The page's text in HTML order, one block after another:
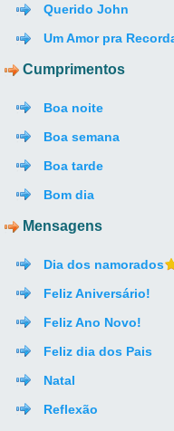
Querido John
Um Amor pra
Cumprimentos
Boa noite
Boa semana
Boa tarde
Bom dia
Mensagens
Dia dos namorados
Feliz Aniversário!
Feliz Ano Novo!
Feliz dia dos Pais
Natal
Reflexão